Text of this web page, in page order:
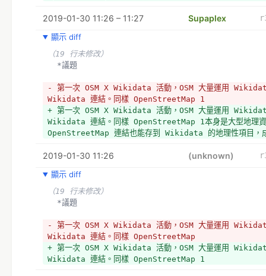
廣。OpenStreetMap 與 Wikidata 一起合辦聚會，期待能
  *議題
+ Wikidata 在台灣的近況
- 第一次 OSM X Wikidata 活動，OSM 大量運用
Wikidata 連結。同樣 OpenStreetMap 1本身是大型地理資
OpenStreetMap 連結也能存到 Wikidata 的地理性項目，
+ Open Data Day
+ 3
2019-01-30 11:26 – 11:27 Supaplex
顯示 diff
（19 行未修改）
  *議題
- 第一次 OSM X Wikidata 活動，OSM 大量運用
Wikidata 連結。同樣 OpenStreetMap 1
+ 第一次 OSM X Wikidata 活動，OSM 大量運用
Wikidata 連結。同樣 OpenStreetMap 1本身是大型地理資
OpenStreetMap 連結也能存到 Wikidata 的地理性項目，
2019-01-30 11:26 (unknown)
顯示 diff
（19 行未修改）
  *議題
- 第一次 OSM X Wikidata 活動，OSM 大量運用
Wikidata 連結。同樣 OpenStreetMap
+ 第一次 OSM X Wikidata 活動，OSM 大量運用
Wikidata 連結。同樣 OpenStreetMap 1